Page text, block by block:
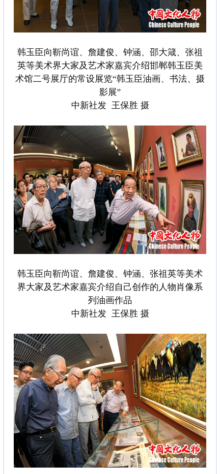
韩玉臣向靳尚谊、詹建俊、钟涵、邵大箴、张祖
英等美术界大家及艺术家嘉宾介绍邯郸韩玉臣美
术馆二号展厅的常设展览“韩玉臣油画、书法、摄
影展”
中新社发 王保胜 摄
韩玉臣向靳尚谊、詹建俊、钟涵、张祖英等美术
界大家及艺术家嘉宾介绍自己创作的人物肖像系
列油画作品
中新社发 王保胜 摄